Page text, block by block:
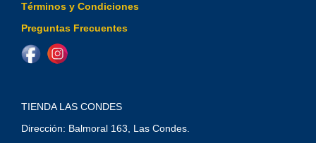
Términos y Condiciones
Preguntas Frecuentes
TIENDA LAS CONDES
Dirección: Balmoral 163, Las Condes.